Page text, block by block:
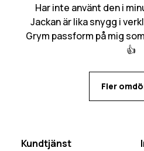
Har inte använt den i
Jackan är lika snygg i
Grym passform på mig
👍
Fler
Kundtjänst